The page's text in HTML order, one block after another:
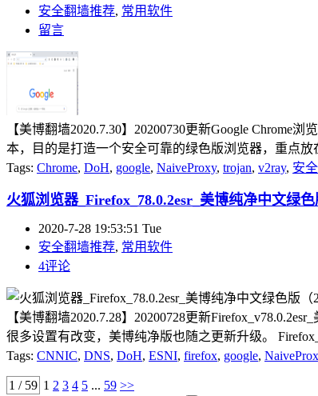
安全翻墙推荐, 常用软件
留言
【美博翻墙2020.7.30】20200730更新Google Chrome
本，目的是打造一个安全可靠的绿色版浏览器，重点
Tags: Chrome, DoH, google, NaiveProxy, trojan, v2ray, 安
火狐浏览器_Firefox_78.0.2esr_美博纯净中文绿色
2020-7-28 19:53:51 Tue
安全翻墙推荐, 常用软件
4评论
【美博翻墙2020.7.28】20200728更新
很多设置有改变，美博纯净版也随之更新升级。
Tags: CNNIC, DNS, DoH, ESNI, firefox, google,
1 / 59 1 2 3 4 5 ... 59 >>